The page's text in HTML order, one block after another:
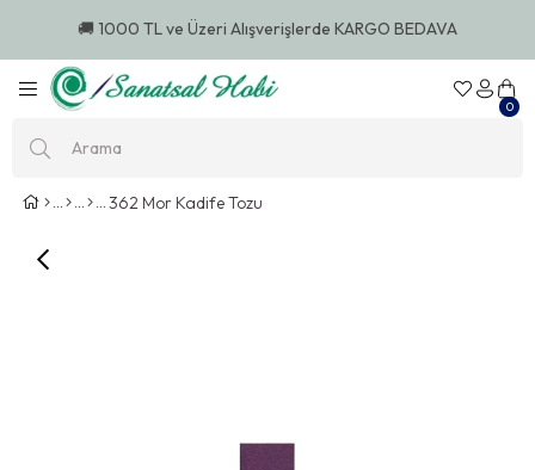
🚚 1000 TL ve Üzeri Alışverişlerde KARGO BEDAVA
0
362 Mor Kadife Tozu